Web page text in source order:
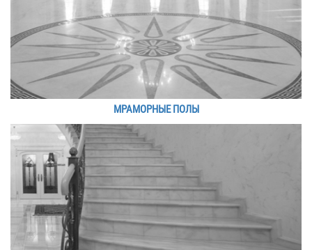
МРАМОРНЫЕ ПОЛЫ